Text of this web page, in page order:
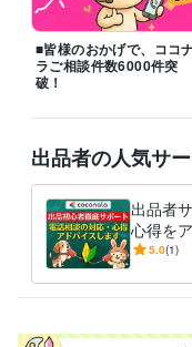
つらく苦しい気持ちやモ
せるよう、誠心誠意サポ
談くださいね。
※離席中や通話中の場合で
折り返しご連絡し、優先
❤️うさぴょんの声（自己紹
https://coconala.com/
❤️うさぴょん【FMラジオ
https://coconala.com/
■皆様のおかげで、ココ
ラご相談件数6000件突
破！
出品者の人気サ
出品者
心得を
録34日
5.0(1)